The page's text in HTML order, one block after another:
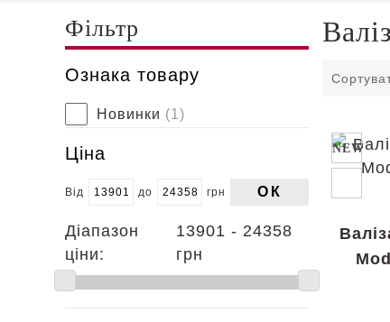
Фільтр
Ознака товару
Новинки (1)
Ціна
Від до грн ОК
Діапазон
ціни:
13901 - 24358
грн
NEW